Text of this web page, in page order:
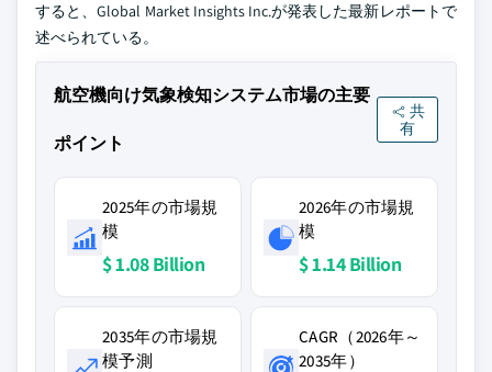
すると、Global Market Insights Inc.が発表した最新レポートで
述べられている。
航空機向け気象検知システム市場の主要
ポイント
共
有
2025年の市場規
模
$ 1.08 Billion
2026年の市場規
模
$ 1.14 Billion
2035年の市場規
模予測
CAGR（2026年～
2035年）